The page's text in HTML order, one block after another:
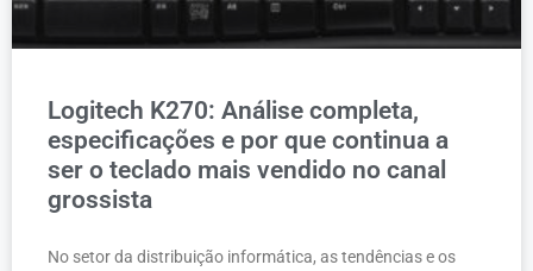
Logitech K270: Análise completa,
especificações e por que continua a
ser o teclado mais vendido no canal
grossista
No setor da distribuição informática, as tendências e os